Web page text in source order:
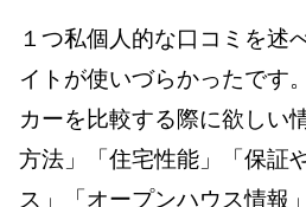
１つ私個人的な口コミを述
イトが使いづらかったです
カーを比較する際に欲しい
方法」「住宅性能」「保証
ス」「オープンハウス情報